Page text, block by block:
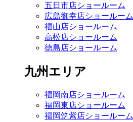
五日市店ショールーム
広島御幸店ショールーム
福山店ショールーム
高松店ショールーム
徳島店ショールーム
九州エリア
福岡南店ショールーム
福岡東店ショールーム
福岡筑紫店ショールーム